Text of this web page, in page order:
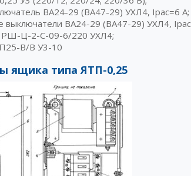
ВА24-29 (ВА47-29) УХЛ4, Iрас=6 А;
выключатели ВА24-29 (ВА47-29) УХЛ4,
РШ-Ц-2-С-09-6/220 УХЛ4;
В/В У3-10
ящика типа ЯТП-0,25